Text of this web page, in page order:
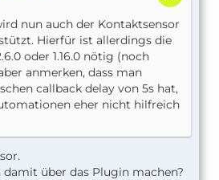
nun auch der Kontaktsensor
Hierfür ist allerdings die
oder 1.16.0 nötig (noch
anmerken, dass man
callback delay von 5s hat,
eher nicht hilfreich
damit über das Plugin machen?